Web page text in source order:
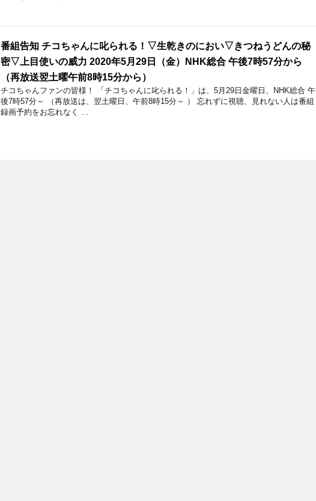
番組告知 チコちゃんに叱られる！▽生乾きのにおい▽きつねうどんの秘
密▽上目使いの威力 2020年5月29日（金）NHK総合 午後7時57分から
（再放送翌土曜午前8時15分から）
チコちゃんファンの皆様！ 「チコちゃんに叱られる！」​は、5月29日金曜日、NHK総合 午
後7時57分～ （再放送は、翌土曜日、午前8時15分～ ） 忘れずに視聴、見れない人は番組
録画予約をお忘れなく …